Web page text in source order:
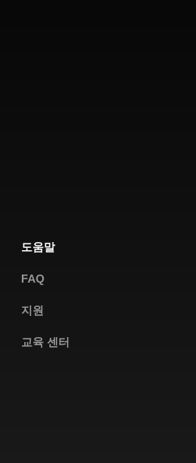
도움말
FAQ
지원
교육 센터